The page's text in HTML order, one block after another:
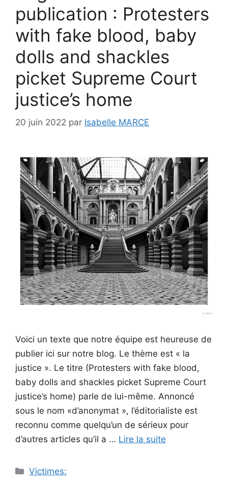
publication : Protesters
with fake blood, baby
dolls and shackles
picket Supreme Court
justice’s home
20 juin 2022 par Isabelle MARCE
Voici un texte que notre équipe est heureuse de
publier ici sur notre blog. Le thème est « la
justice ». Le titre (Protesters with fake blood,
baby dolls and shackles picket Supreme Court
justice’s home) parle de lui-même. Annoncé
sous le nom «d’anonymat », l’éditorialiste est
reconnu comme quelqu’un de sérieux pour
d’autres articles qu’il a … Lire la suite
Catégories
Victimes: